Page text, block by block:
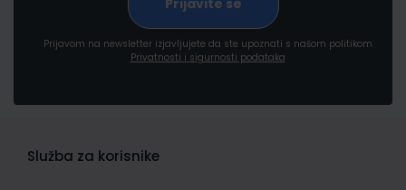
Prijavom na newsletter izjavljujete da ste upoznati s našom politikom
Privatnosti i sigurnosti podataka
Služba za korisnike